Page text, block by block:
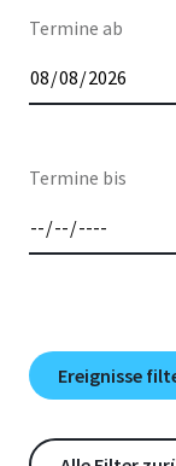
Termine ab
Termine bis